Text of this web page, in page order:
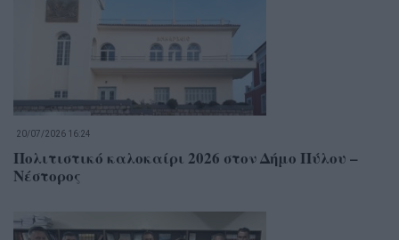
20/07/2026 16:24
Πολιτιστικό καλοκαίρι 2026 στον Δήμο Πύλου –
Νέστορος